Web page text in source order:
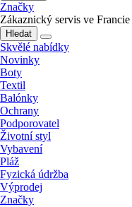
Značky
Zákaznický servis ve Francie
Hledat
Skvělé nabídky
Novinky
Boty
Textil
Balónky
Ochrany
Podporovatel
Životní styl
Vybavení
Pláž
Fyzická údržba
Výprodej
Značky